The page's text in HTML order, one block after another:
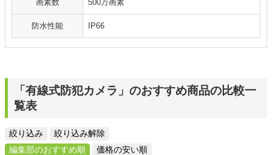
画素数 500万画素
防水性能 IP66
「有線式防犯カメラ」のおすすめ商品の比較一
覧表
絞り込み
絞り込み解除
編集部のおすすめ順
価格の安い順